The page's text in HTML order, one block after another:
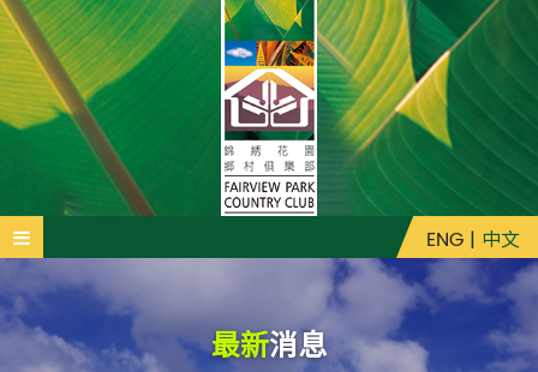
ENG | 中文
最新消息